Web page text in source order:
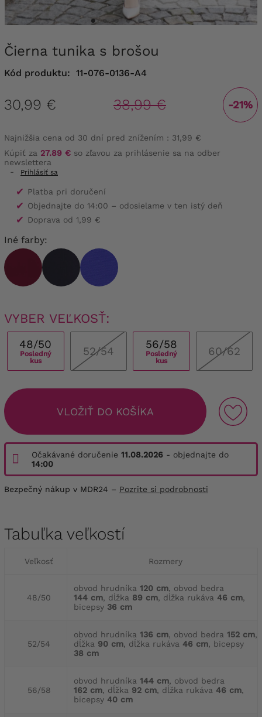
Čierna tunika s brošou
Kód produktu: 11-076-0136-A4
30,99 € 38,99 € -21%
Najnižšia cena od 30 dní pred znížením : 31,99 €
Kúpiť za 27.89 € so zľavou za prihlásenie sa na odber
newslettera
-
Prihlásiť sa
✔ Platba pri doručení
✔ Objednajte do 14:00 – odosielame v ten istý deň
✔ Doprava od 1,99 €
Iné farby:
VYBER VEĽKOSŤ:
48/50
Posledný
kus
52/54
56/58
Posledný
kus
60/62
VLOŽIŤ DO KOŠÍKA
Očakávané doručenie 11.08.2026 - objednajte do
14:00
Bezpečný nákup v MDR24 – Pozrite si podrobnosti
Tabuľka veľkostí
Veľkosť Rozmery
48/50
obvod hrudníka 120 cm, obvod bedra
144 cm, dĺžka 89 cm, dĺžka rukáva 46 cm,
bicepsy 36 cm
52/54
obvod hrudníka 136 cm, obvod bedra 152 cm,
dĺžka 90 cm, dĺžka rukáva 46 cm, bicepsy
38 cm
56/58
obvod hrudníka 144 cm, obvod bedra
162 cm, dĺžka 92 cm, dĺžka rukáva 46 cm,
bicepsy 40 cm